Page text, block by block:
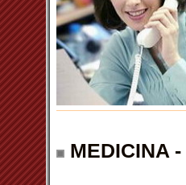
MEDICINA